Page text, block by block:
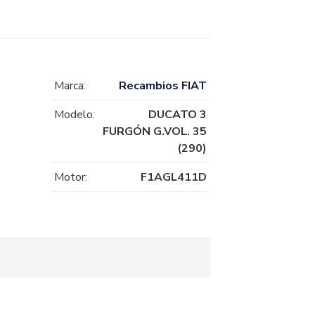
Marca:
Recambios FIAT
Modelo:
DUCATO 3
FURGÓN G.VOL. 35
(290)
Motor:
F1AGL411D